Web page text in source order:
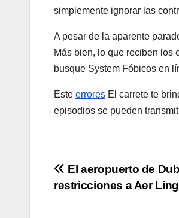
simplemente ignorar las
A pesar de la aparente
Más bien, lo que reciben los
busque System Fóbicos en
Este errores El carrete te
episodios se pueden
Post
El aeropuerto de
restricciones a Aer